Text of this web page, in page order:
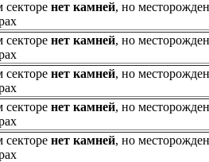
секторе нет камней, но
секторе нет камней, но
секторе нет камней, но
секторе нет камней, но
секторе нет камней, но